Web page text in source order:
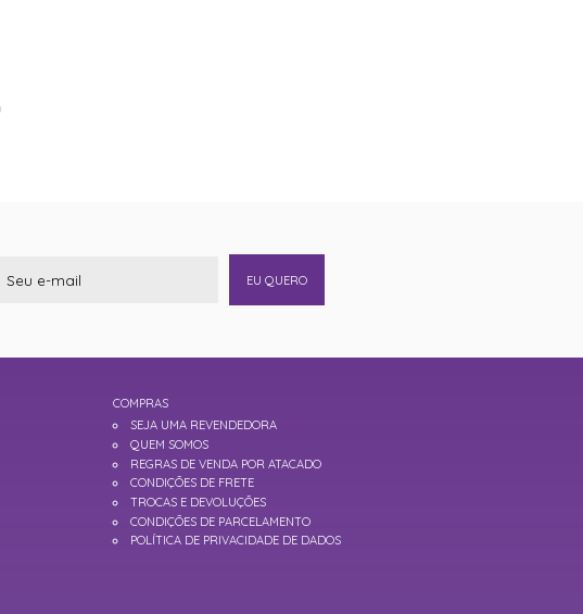
EU QUERO
COMPRAS
SEJA UMA REVENDEDORA
QUEM SOMOS
REGRAS DE VENDA POR ATACADO
CONDIÇÕES DE FRETE
TROCAS E DEVOLUÇÕES
CONDIÇÕES DE PARCELAMENTO
POLÍTICA DE PRIVACIDADE DE DADOS